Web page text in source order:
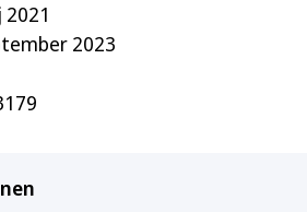
2021
2023